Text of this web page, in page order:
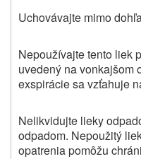
Uchovávajte mimo
Nepoužívajte tento liek
uvedený na vonkajšom
exspirácie sa vzťahuje
Nelikvidujte lieky
odpadom. Nepoužitý
opatrenia pomôžu